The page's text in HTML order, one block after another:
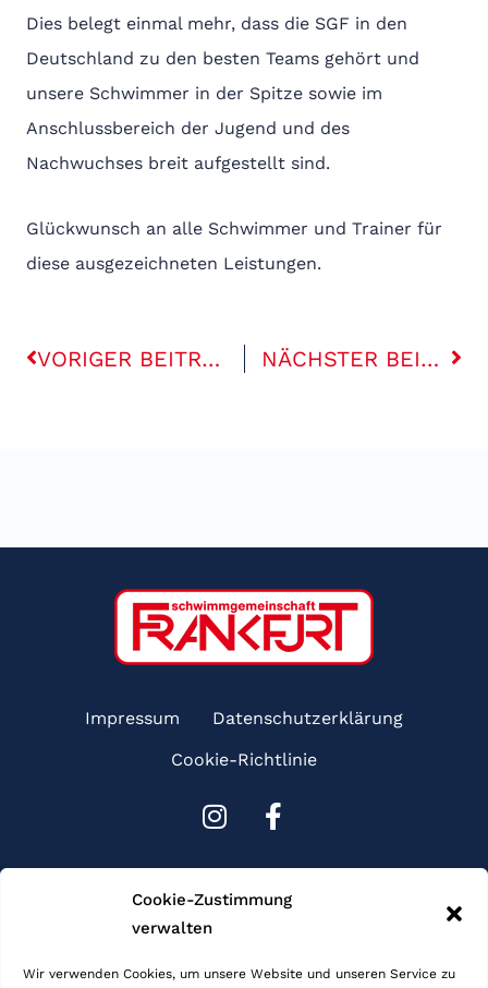
Cookie-Zustimmung
verwalten
Wir verwenden Cookies, um unsere Website und unseren Service zu
Dies belegt einmal mehr, dass die SGF in den
Deutschland zu den besten Teams gehört und
unsere Schwimmer in der Spitze sowie im
Anschlussbereich der Jugend und des
Nachwuchses breit aufgestellt sind.
Glückwunsch an alle Schwimmer und Trainer für
diese ausgezeichneten Leistungen.
Zurück VORIGER BEITRAG NÄCHSTER BEITRAG
Impressum
Datenschutzerklärung
Cookie-Richtlinie
I
s
t
r
F
c
e
o